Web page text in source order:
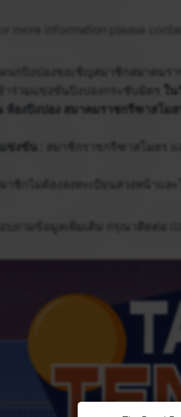
ผนกปิงปองขอเชิญสมาชิกสมาคมร
ข้าร่วมแข่งขันปิงปองกระชับมิตร
ใน
ห้องปิงปอง สมาคมราชกรีฑาสโมส
แข่งขัน : สมาชิกราชกรีฑาสโมสร
มาชิกไม่ต้องลงทะเบียนล่วงหน้าและ
อบถามข้อมูลเพิ่มเติม กรุณาติดต่อ